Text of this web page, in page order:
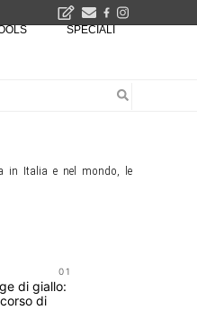
SPECIALI
in Italia e nel mondo, le
01
di giallo:
di